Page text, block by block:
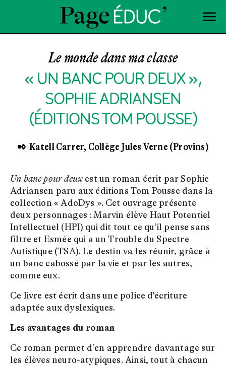
Le monde dans ma classe
« UN BANC POUR DEUX »,
SOPHIE ADRIANSEN
(ÉDITIONS TOM POUSSE)
✒ Katell Carrer, Collège Jules Verne (Provins)
Un banc pour deux est un roman écrit par Sophie
Adriansen paru aux éditions Tom Pousse dans la
collection « AdoDys ». Cet ouvrage présente
deux personnages : Marvin élève Haut Potentiel
Intellectuel (HPI) qui dit tout ce qu’il pense sans
filtre et Esmée qui a un Trouble du Spectre
Autistique (TSA). Le destin va les réunir, grâce à
un banc cabossé par la vie et par les autres,
comme eux.
Ce livre est écrit dans une police d'écriture
adaptée aux dyslexiques.
Les avantages du roman
Ce roman permet d’en apprendre davantage sur
les élèves neuro-atypiques. Ainsi, tout à chacun